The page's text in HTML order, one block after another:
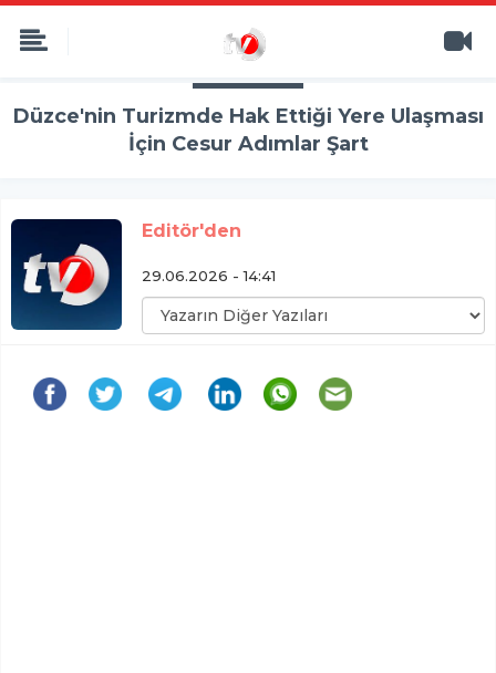
Düzce'nin Turizmde Hak Ettiği Yere Ulaşması
İçin Cesur Adımlar Şart
Editör'den
29.06.2026 - 14:41